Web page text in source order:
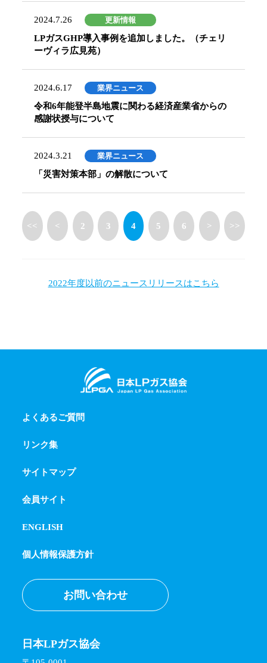
2024.7.26 更新情報
LPガスGHP導入事例を追加しました。（チェリ
ーヴィラ広見苑）
2024.6.17 業界ニュース
令和6年能登半島地震に関わる経済産業省からの
感謝状授与について
2024.3.21 業界ニュース
「災害対策本部」の解散について
<< < 2 3 4 5 6 > >>
2022年度以前のニュースリリースはこちら
よくあるご質問
リンク集
サイトマップ
会員サイト
ENGLISH
個人情報保護方針
お問い合わせ
日本LPガス協会